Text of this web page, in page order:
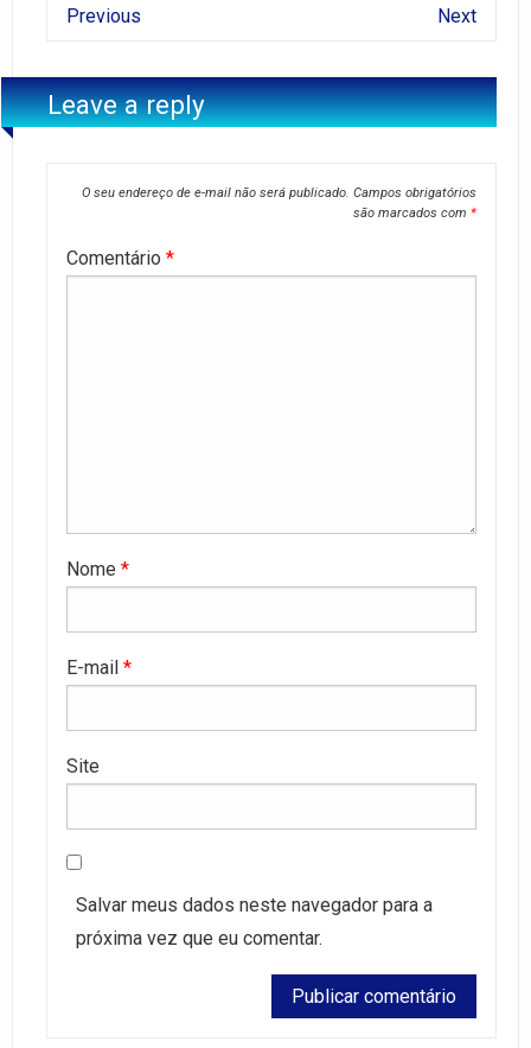
Previous Next
Leave a reply
O seu endereço de e-mail não será publicado. Campos obrigatórios
são marcados com *
Comentário *
Nome *
E-mail *
Site
Salvar meus dados neste navegador para a
próxima vez que eu comentar.